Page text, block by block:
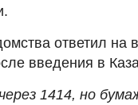
ответил на
введения в
1414, но